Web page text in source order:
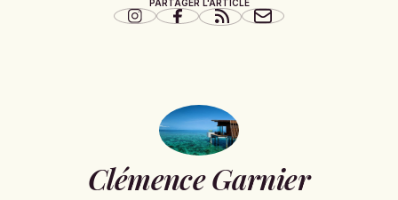
PARTAGER L'ARTICLE
Clémence Garnier